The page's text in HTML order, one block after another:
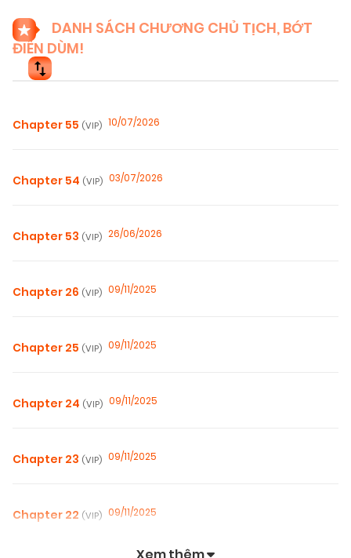
DANH SÁCH CHƯƠNG CHỦ TỊCH, BỚT
ĐIÊN DÙM!
Chapter 55 (VIP) 10/07/2026
Chapter 54 (VIP) 03/07/2026
Chapter 53 (VIP) 26/06/2026
Chapter 26 (VIP) 09/11/2025
Chapter 25 (VIP) 09/11/2025
Chapter 24 (VIP) 09/11/2025
Chapter 23 (VIP) 09/11/2025
Chapter 22 (VIP) 09/11/2025